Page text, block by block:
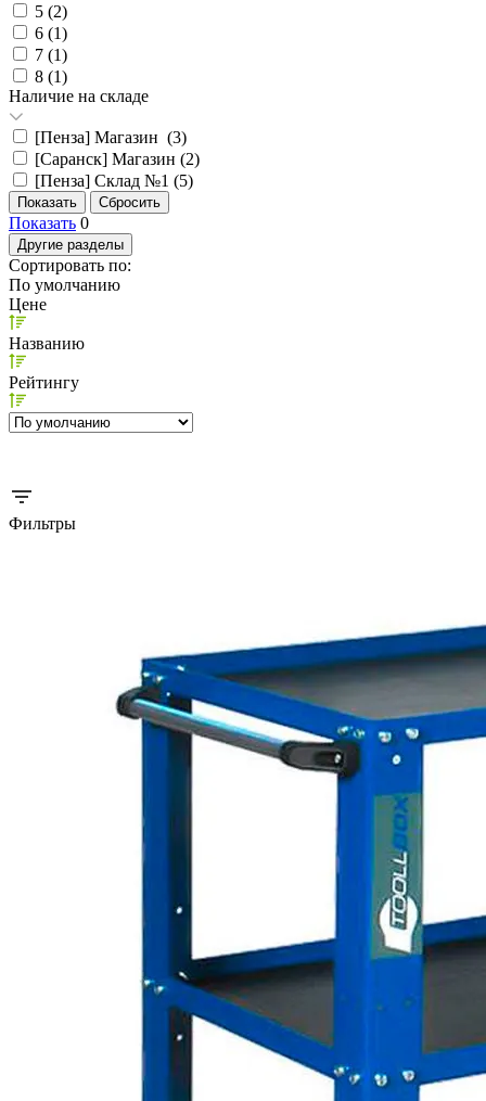
5 (2)
6 (1)
7 (1)
8 (1)
Наличие на складе
[Пенза] Магазин (3)
[Саранск] Магазин (2)
[Пенза] Склад №1 (5)
Показать 0
Другие разделы
Сортировать по:
По умолчанию
Цене
Названию
Рейтингу
Фильтры